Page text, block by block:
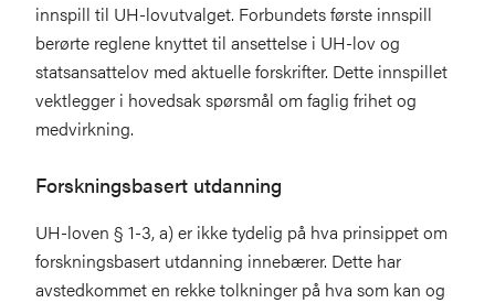
innspill til UH-lovutvalget. Forbundets første innspill
berørte reglene knyttet til ansettelse i UH-lov og
statsansattelov med aktuelle forskrifter. Dette innspillet
vektlegger i hovedsak spørsmål om faglig frihet og
medvirkning.
Forskningsbasert utdanning
UH-loven § 1-3, a) er ikke tydelig på hva prinsippet om
forskningsbasert utdanning innebærer. Dette har
avstedkommet en rekke tolkninger på hva som kan og